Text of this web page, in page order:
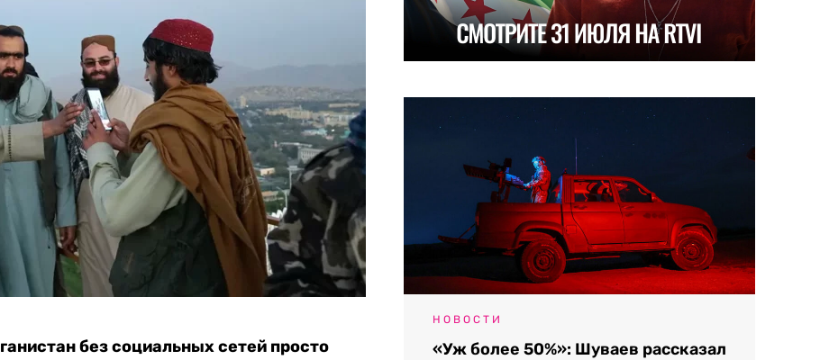
без социальных сетей просто
НОВОСТИ
«Уж более 50%»: Шуваев рассказал